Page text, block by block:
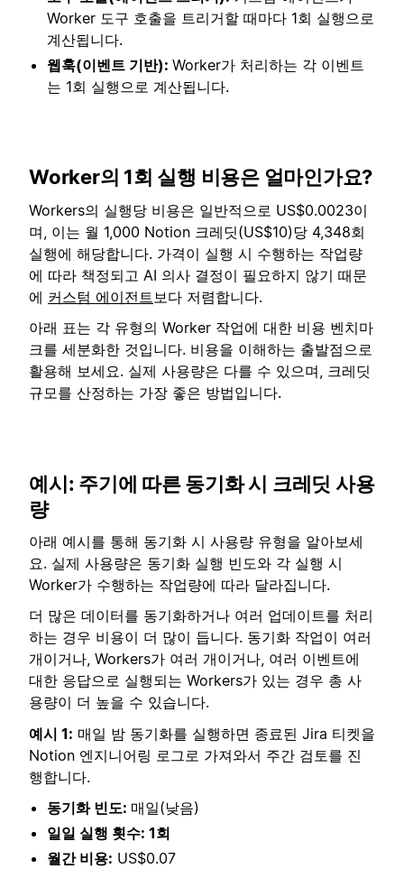
Worker 도구 호출을 트리거할 때마다 1회 실행으로
계산됩니다.
웹훅(이벤트 기반): Worker가 처리하는 각 이벤트
는 1회 실행으로 계산됩니다.
Worker의 1회 실행 비용은 얼마인가요?
Workers의 실행당 비용은 일반적으로 US$0.0023이
며, 이는 월 1,000 Notion 크레딧(US$10)당 4,348회
실행에 해당합니다. 가격이 실행 시 수행하는 작업량
에 따라 책정되고 AI 의사 결정이 필요하지 않기 때문
에 커스텀 에이전트 보다 저렴합니다.
아래 표는 각 유형의 Worker 작업에 대한 비용 벤치마
크를 세분화한 것입니다. 비용을 이해하는 출발점으로
활용해 보세요. 실제 사용량은 다를 수 있으며, 크레딧
규모를 산정하는 가장 좋은 방법입니다.
예시: 주기에 따른 동기화 시 크레딧 사용
량
아래 예시를 통해 동기화 시 사용량 유형을 알아보세
요. 실제 사용량은 동기화 실행 빈도와 각 실행 시
Worker가 수행하는 작업량에 따라 달라집니다.
더 많은 데이터를 동기화하거나 여러 업데이트를 처리
하는 경우 비용이 더 많이 듭니다. 동기화 작업이 여러
개이거나, Workers가 여러 개이거나, 여러 이벤트에
대한 응답으로 실행되는 Workers가 있는 경우 총 사
용량이 더 높을 수 있습니다.
예시 1: 매일 밤 동기화를 실행하면 종료된 Jira 티켓을
Notion 엔지니어링 로그로 가져와서 주간 검토를 진
행합니다.
동기화 빈도: 매일(낮음)
일일 실행 횟수: 1회
월간 비용: US$0.07